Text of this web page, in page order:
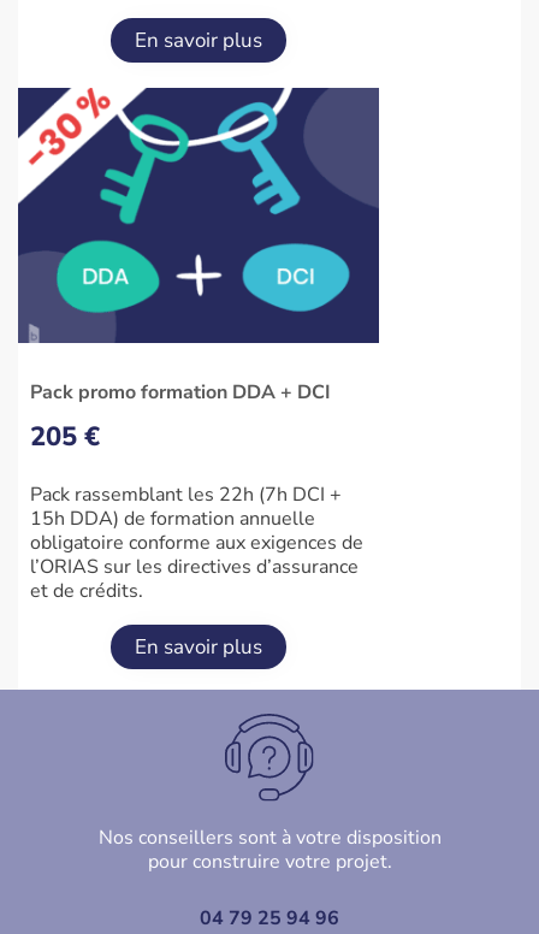
En savoir plus
Pack promo formation DDA + DCI
205 €
Pack rassemblant les 22h (7h DCI +
15h DDA) de formation annuelle
obligatoire conforme aux exigences de
l’ORIAS sur les directives d’assurance
et de crédits.
En savoir plus
Nos conseillers sont à votre disposition
pour construire votre projet.
04 79 25 94 96